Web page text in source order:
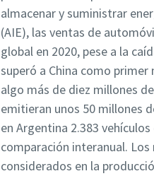
almacenar y suministrar
(AIE), las ventas de
global en 2020, pese a la
superó a China como
algo más de diez millones
emitieran unos 50 millones
en Argentina 2.383
comparación interanual.
considerados en la